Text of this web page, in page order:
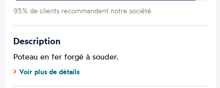
95% de clients recommandent notre société.
Description
Poteau en fer forgé à souder.
Voir plus de détails